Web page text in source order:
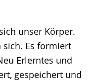
unser Körper.
sich. Es formiert
Erlerntes und
gespeichert und